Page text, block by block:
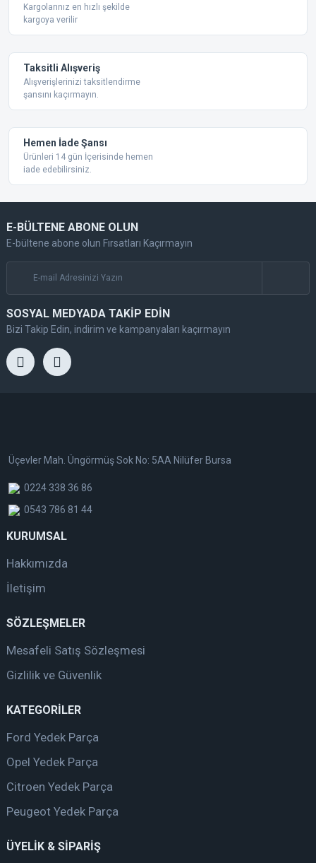
Bu ürüne benzer farklı alternatifler olmalı.
Kargolarınız en hızlı şekilde
kargoya verilir
Taksitli Alışveriş
Alışverişlerinizi taksitlendirme
şansını kaçırmayın.
Hemen İade Şansı
Ürünleri 14 gün İçerisinde hemen
iade edebilirsiniz.
E-BÜLTENE ABONE OLUN
E-bültene abone olun Fırsatları Kaçırmayın
SOSYAL MEDYADA TAKİP EDİN
Bizi Takip Edin, indirim ve kampanyaları kaçırmayın
Üçevler Mah. Üngörmüş Sok No: 5AA Nilüfer Bursa
0224 338 36 86
0543 786 81 44
KURUMSAL
Hakkımızda
İletişim
SÖZLEŞMELER
Mesafeli Satış Sözleşmesi
Gizlilik ve Güvenlik
KATEGORİLER
Ford Yedek Parça
Opel Yedek Parça
Citroen Yedek Parça
Peugeot Yedek Parça
ÜYELİK & SİPARİŞ